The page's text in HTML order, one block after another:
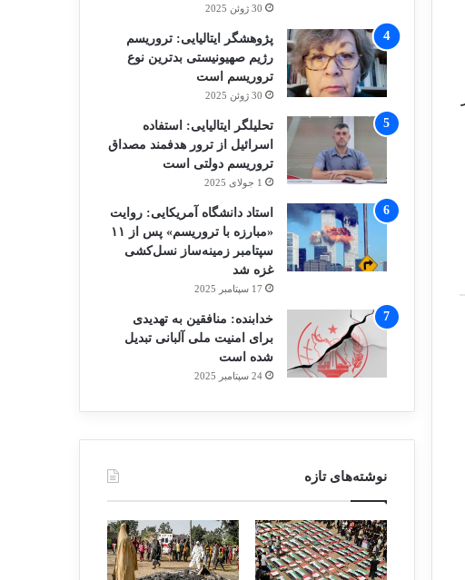
30 ژوئن 2025
پژوهشگر ایتالیایی: تروریسم
رژیم صهیونیستی بدترین نوع
تروریسم است
30 ژوئن 2025
تحلیلگر ایتالیایی: استفاده
اسرائیل از ترور هدفمند مصداق
تروریسم دولتی است
1 جولای 2025
استاد دانشگاه آمریکایی: روایت
«مبارزه با تروریسم» پس از ۱۱
سپتامبر زمینه‌ساز نسل‌کشی
غزه شد
17 سپتامبر 2025
خدابنده: منافقین به تهدیدی
برای امنیت ملی آلبانی تبدیل
شده است
24 سپتامبر 2025
نوشته‌های تازه